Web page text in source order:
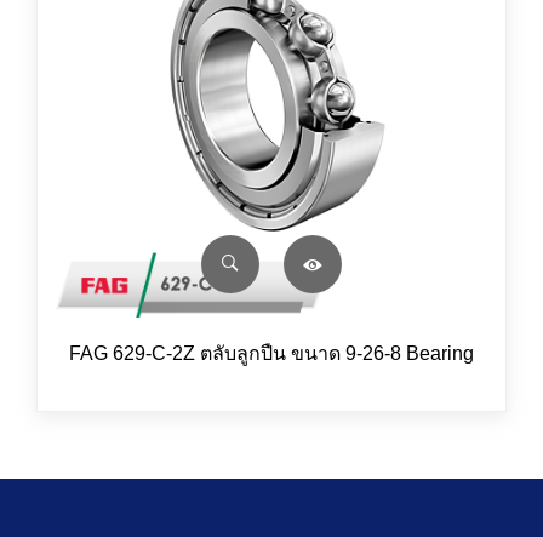
FAG 629-C-2Z ตลับลูกปืน ขนาด 9-26-8 Bearing